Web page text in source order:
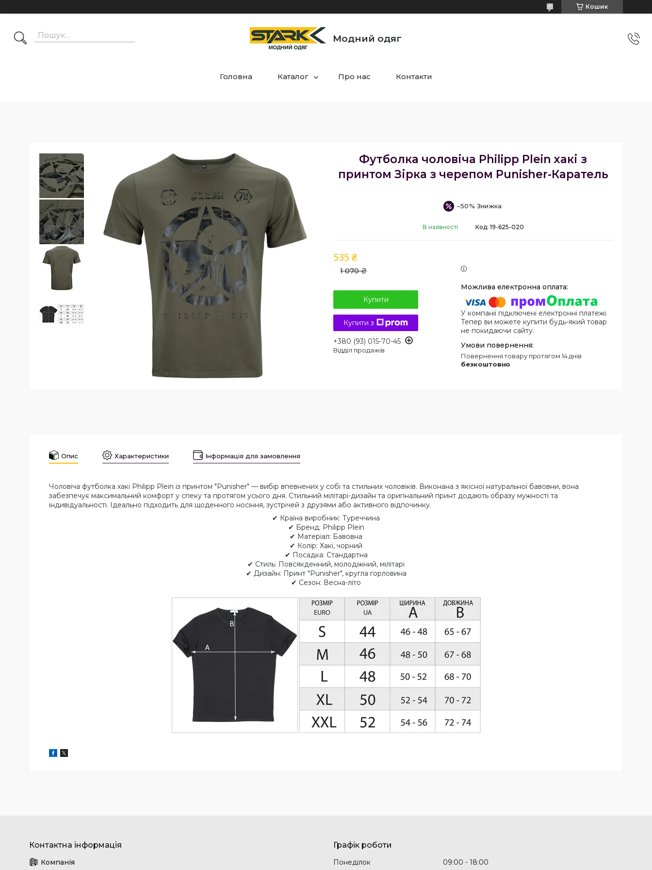
Кошик
Модний одяг
Головна Каталог Про нас Контакти
Футболка чоловіча Philipp Plein хакі з
принтом Зірка з черепом Punisher-Каратель
–50%
В наявності Код: 19-625-020
1 070 ₴
535 ₴
Купити
Купити з
+380 (93) 015-70-45
Відділ продажів
У компанії підключені електронні платежі.
Тепер ви можете купити будь-який товар
не покидаючи сайту.
повернення товару протягом 14 днів
безкоштовно
Опис Характеристики Інформація для замовлення
Чоловіча футболка хакі Philipp Plein із принтом "Punisher" — вибір впевнених у собі та стильних чоловіків. Виконана з якісної натуральної бавовни, вона
забезпечує максимальний комфорт у спеку та протягом усього дня. Стильний мілітарі-дизайн та оригінальний принт додають образу мужності та
індивідуальності. Ідеально підходить для щоденного носіння, зустрічей з друзями або активного відпочинку.
✔ Країна виробник: Туреччина
✔ Бренд: Philipp Plein
✔ Матеріал: Бавовна
✔ Колір: Хакі, чорний
✔ Посадка: Стандартна
✔ Стиль: Повсякденний, молодіжний, мілітарі
✔ Дизайн: Принт "Punisher", кругла горловина
✔ Сезон: Весна-літо
Графік роботи
Понеділок 09:00 18:00